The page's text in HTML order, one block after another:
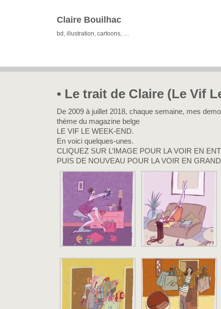
Claire Bouilhac
bd, illustration, cartoons, …
• Le trait de Claire (Le Vif
De 2009 à juillet 2018, chaque semaine, mes
thème du magazine belge
LE VIF LE WEEK-END.
En voici quelques-unes.
CLIQUEZ SUR L’IMAGE POUR LA VOIR EN
PUIS DE NOUVEAU POUR LA VOIR EN